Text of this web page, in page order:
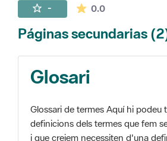
- 0.0La valoración
Páginas secundarias
Glosari
Glossari de termes Aquí hi podeu
definicions dels termes que fem
i que creiem necessiten d'una